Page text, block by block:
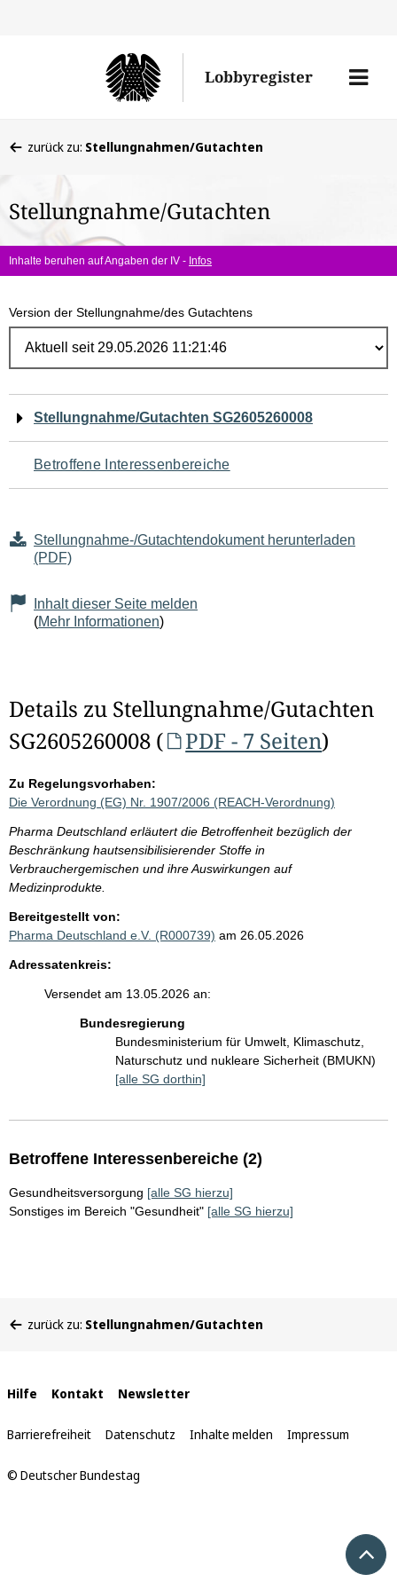
Lobbyregister
Menü
befinden
hier:
zurück zu: Stellungnahmen/Gutachten
Stellungnahme/Gutachten
Inhalte beruhen auf Angaben der IV - Infos
Version der Stellungnahme/des Gutachtens
Navigation
für
den
Seiteninhalt
Stellungnahme/Gutachten SG2605260008
Betroffene Interessenbereiche
Stellungnahme-/Gutachtendokument herunterladen
(PDF)
Inhalt dieser Seite melden
(Mehr Informationen)
Details zu Stellungnahme/Gutachten
SG2605260008 (
PDF - 7 Seiten)
Zu Regelungsvorhaben:
Die Verordnung (EG) Nr. 1907/2006 (REACH-Verordnung)
Pharma Deutschland erläutert die Betroffenheit bezüglich der
Beschränkung hautsensibilisierender Stoffe in
Verbrauchergemischen und ihre Auswirkungen auf
Medizinprodukte.
Bereitgestellt von:
Pharma Deutschland e.V. (R000739) am 26.05.2026
Adressatenkreis:
Versendet am 13.05.2026 an:
Bundesregierung
Bundesministerium für Umwelt, Klimaschutz,
Naturschutz und nukleare Sicherheit (BMUKN)
[alle SG dorthin]
Betroffene Interessenbereiche (2)
Gesundheitsversorgung [alle SG hierzu]
Sonstiges im Bereich "Gesundheit" [alle SG hierzu]
befinden
zurück zu: Stellungnahmen/Gutachten
Interne
Links
Hilfe Kontakt Newsletter
Barrierefreiheit Datenschutz Inhalte melden Impressum
© Deutscher Bundestag